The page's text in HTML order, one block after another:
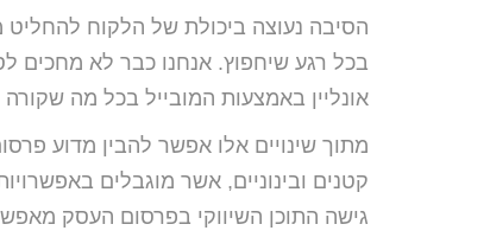
הסיבה נעוצה ביכולת של הלקוח להחליט
בכל רגע שיחפוץ. אנחנו כבר לא מחכים
אונליין באמצעות המובייל בכל מה שקורה
מתוך שינויים אלו אפשר להבין מדוע
קטנים ובינוניים, אשר מוגבלים
גישה התוכן השיווקי בפרסום העסק